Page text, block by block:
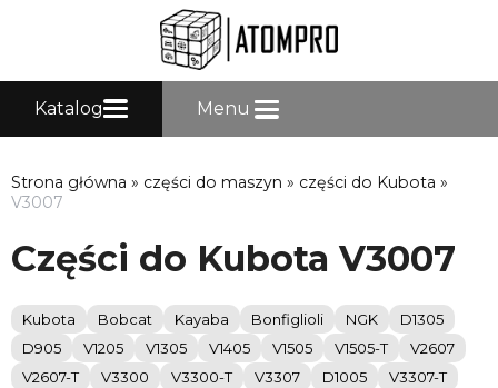
Katalog Menu
Strona główna » części do maszyn » części do Kubota »
V3007
Części do Kubota V3007
Kubota Bobcat Kayaba Bonfiglioli NGK
D1305
D905
V1205 V1305 V1405 V1505 V1505-T
V2607
V2607-T
V3300 V3300-T V3307 D1005
V3307-T